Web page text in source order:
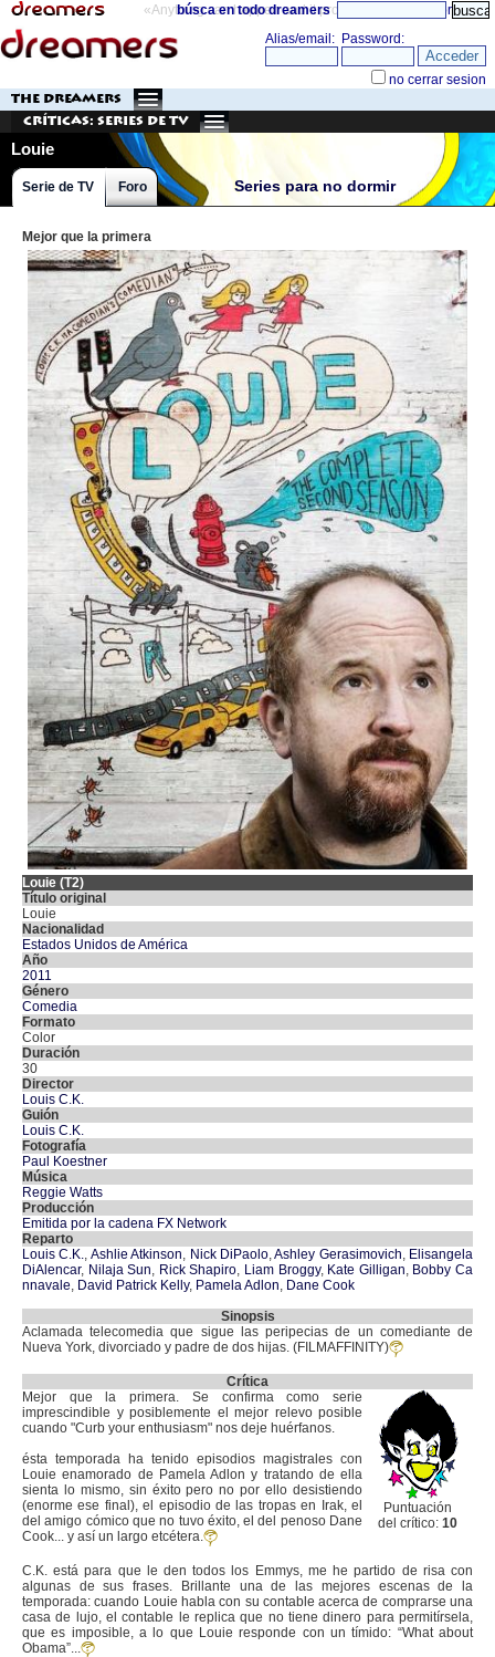
«Anything can happen and it probably will» directorio
búsca en todo dreamers
THE DREAMERS
Críticas: Series de TV
Louie
Series para no dormir
Serie de TV Foro
Mejor que la primera
Louie (T2)
Título original
Louie
Nacionalidad
Estados Unidos de América
Año
2011
Género
Comedia
Formato
Color
Duración
30
Director
Louis C.K.
Guión
Louis C.K.
Fotografía
Paul Koestner
Música
Reggie Watts
Producción
Emitida por la cadena FX Network
Reparto
Louis C.K., Ashlie Atkinson, Nick DiPaolo,Ashley Gerasimovich, Elisangela
DiAlencar, Nilaja Sun, Rick Shapiro, Liam Broggy, Kate Gilligan, Bobby Ca
nnavale, David Patrick Kelly, Pamela Adlon, Dane Cook
Sinopsis
Aclamada telecomedia que sigue las peripecias de un comediante de
Nueva York, divorciado y padre de dos hijas. (FILMAFFINITY)
Crítica
Puntuación
del crítico: 10
Mejor que la primera. Se confirma como serie
imprescindible y posiblemente el mejor relevo posible
cuando "Curb your enthusiasm" nos deje huérfanos.
ésta temporada ha tenido episodios magistrales con
Louie enamorado de Pamela Adlon y tratando de ella
sienta lo mismo, sin éxito pero no por ello desistiendo
(enorme ese final), el episodio de las tropas en Irak, el
del amigo cómico que no tuvo éxito, el del penoso Dane
Cook... y así un largo etcétera.
C.K. está para que le den todos los Emmys, me he partido de risa con
algunas de sus frases. Brillante una de las mejores escenas de la
temporada: cuando Louie habla con su contable acerca de comprarse una
casa de lujo, el contable le replica que no tiene dinero para permitírsela,
que es imposible, a lo que Louie responde con un tímido: “What about
Obama”...